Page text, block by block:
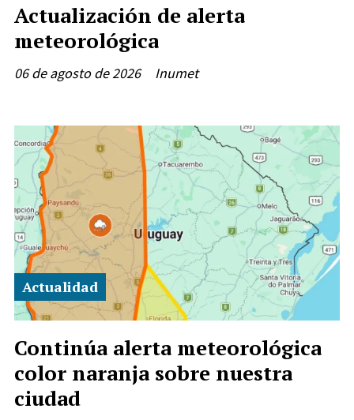
Actualización de alerta
meteorológica
Inumet
06 de agosto de 2026
Continúa alerta meteorológica
color naranja sobre nuestra
ciudad
Actualidad